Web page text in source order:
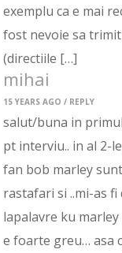
exemplu ca e mai
fost nevoie sa
(directiile […]
mihai
15 YEARS AGO / REPLY
salut/buna in
pt interviu.. in al 2-
fan bob marley
rastafari si ..mi-as
lapalavre ku
e foarte greu… asa